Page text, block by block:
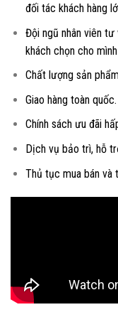
đối tác khách hàng
Đội ngũ nhân viên
khách chọn cho
Chất lượng sản
Giao hàng toàn quốc.
Chính sách ưu đãi
Dịch vụ bảo trì, hỗ
Thủ tục mua bán và